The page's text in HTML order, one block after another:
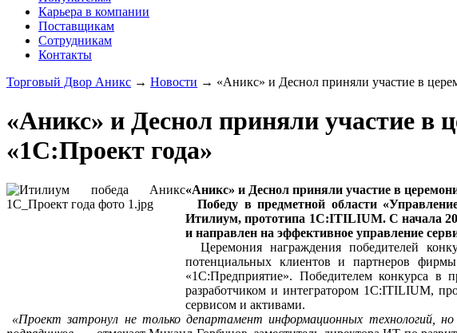
Карьера в компании
Поставщикам
Сотрудникам
Контакты
Торговый Двор Аникс → Новости → «Аникс» и Деснол приняли участие в
«Аникс» и Деснол приняли участие в
«1С:Проект года»
«Аникс» и Деснол приняли участие в
Победу в предметной области
Итилиум, прототипа 1С:ITILIUM. С начала
и направлен на эффективное управление
Церемония награждения победителей
потенциальных клиентов и партнеров
«1С:Предприятие». Победителем конкурса в
разработчиком и интегратором 1С:ITILIUM,
сервисом и активами.
«Проект затронул не только департамент информационных технологий,